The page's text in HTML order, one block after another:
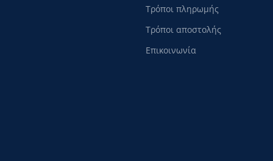
Τρόποι πληρωμής
Τρόποι αποστολής
Επικοινωνία